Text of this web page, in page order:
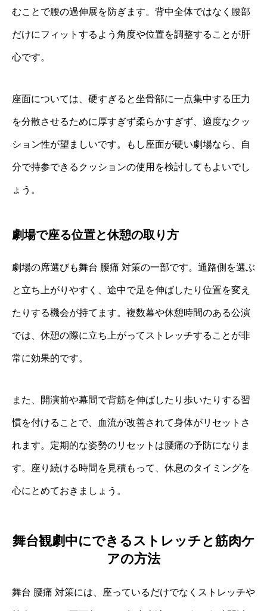
むことで腰の過伸展を防ぎます。背中全体ではなく腰部
だけにフィットするよう角度や位置を調整することが肝
心です。
座面については、硬すぎると坐骨部に一点集中する圧力
を分散させるために厚すぎず柔らかすぎず、適度なクッ
ション性が望ましいです。もし座面が硬い劇場なら、自
分で持参できるクッションの使用を検討してもよいでし
ょう。
劇場で座る位置と休憩の取り方
劇場の席選びも舞台 腰痛 対策の一部です。通路側を選ぶ
と立ち上がりやすく、途中で足を伸ばしたり位置を変え
たりする機会が持てます。複数幕や休憩時間のある公演
では、休憩の際に立ち上がってストレッチすることが非
常に効果的です。
また、開演前や幕間で背筋を伸ばしたり歩いたりする習
慣を付けることで、血流が改善されて身体がリセットさ
れます。定期的な姿勢のリセットは腰痛の予防になりま
す。座り続ける時間を見積もって、休息のタイミングを
心にとめておきましょう。
舞台観劇中にできるストレッチと筋肉ケ
アの方法
舞台 腰痛 対策には、座っているだけでなくストレッチや